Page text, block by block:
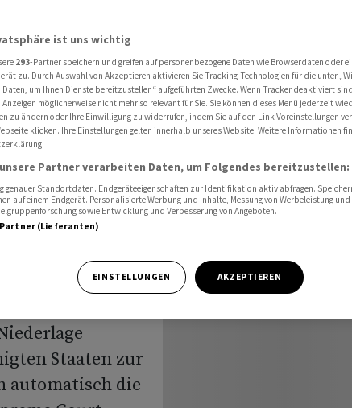
in den USA
bei
hat Präsident
Gericht in
Staaten zur
automatisch die
ist uns wichtig
293-Partner speichern und greifen auf personenbezogene Daten wie Browserdaten oder
zu. Durch Auswahl von Akzeptieren aktivieren Sie Tracking-Technologien für die unter
um Ihnen Dienste bereitzustellen“ aufgeführten Zwecke. Wenn Tracker deaktiviert
möglicherweise nicht mehr so relevant für Sie. Sie können dieses Menü jederzeit
zu ändern oder Ihre Einwilligung zu widerrufen, indem Sie auf den Link Voreinstellungen
klicken. Ihre Einstellungen gelten innerhalb unseres Website. Weitere Informationen
Partner verarbeiten Daten, um Folgendes bereitzustellen:
genauer Standortdaten. Endgeräteeigenschaften zur Identifikation aktiv abfragen.
auf einem Endgerät. Personalisierte Werbung und Inhalte, Messung von Werbeleistung
sowie Entwicklung und Verbesserung von Angeboten.
(Lieferanten)
EINSTELLUNGEN AKZEPTIEREN